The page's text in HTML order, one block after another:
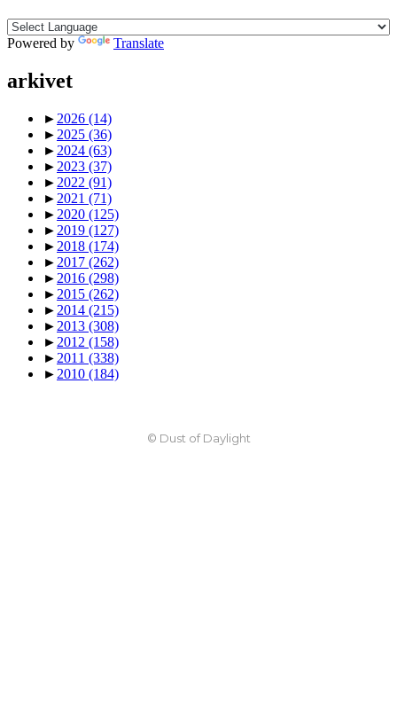
Powered by Translate
arkivet
► 2026 (14)
► 2025 (36)
► 2024 (63)
► 2023 (37)
► 2022 (91)
► 2021 (71)
► 2020 (125)
► 2019 (127)
► 2018 (174)
► 2017 (262)
► 2016 (298)
► 2015 (262)
► 2014 (215)
► 2013 (308)
► 2012 (158)
► 2011 (338)
► 2010 (184)
© Dust of Daylight